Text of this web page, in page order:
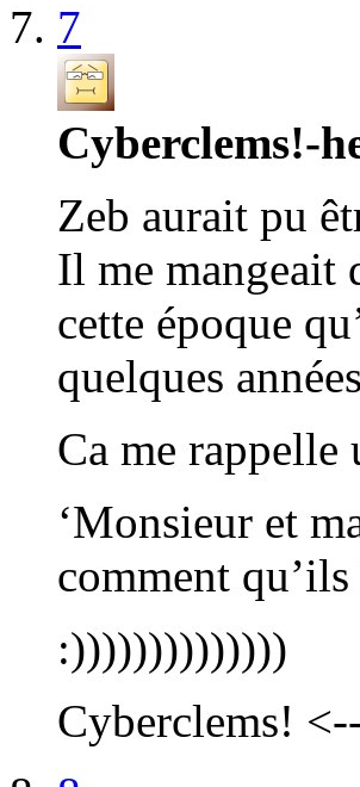
7
Cyberclems!-
Zeb aurait pu
Il me mangeait
cette époque
quelques
Ca me rappelle
‘Monsieur et
comment
:))))))))))))))
Cyberclems!